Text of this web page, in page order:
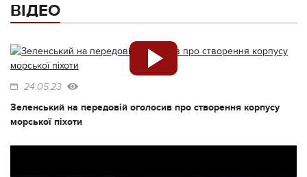
ВІДЕО
24.05.23
Зеленський на передовій оголосив про створення корпусу
морської піхоти